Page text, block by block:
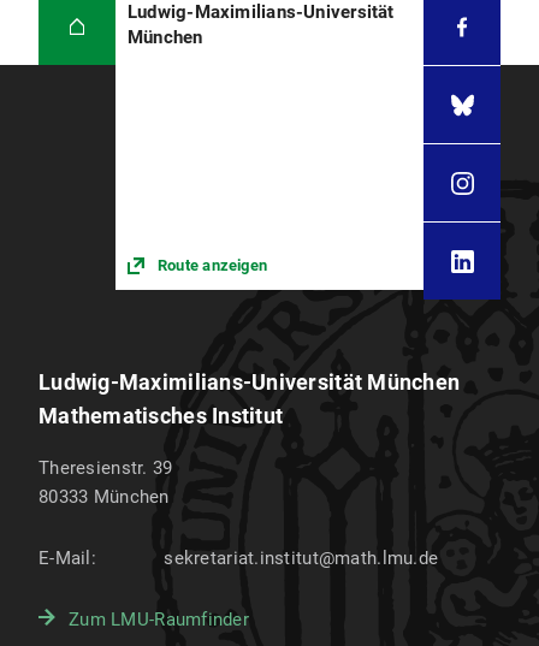
Ludwig-Maximilians-Universität
München
Route anzeigen
Ludwig-Maximilians-Universität München
Mathematisches Institut
Theresienstr. 39
80333 München
E-Mail: sekretariat.institut@math.lmu.de
Zum LMU-Raumfinder